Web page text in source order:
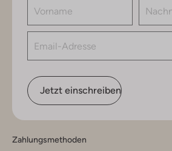
Jetzt einschreiben
Zahlungsmethoden